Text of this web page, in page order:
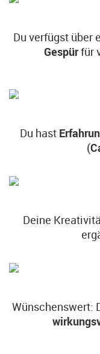
Du verfügst über
Gespürfür
Du hast
(
Deine
Wünschenswert: